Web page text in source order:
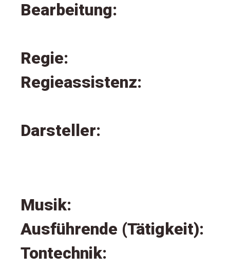
Bearbeitung:
Regie:
Regieassistenz:
Darsteller:
Musik:
Ausführende (Tätigkeit):
Tontechnik: